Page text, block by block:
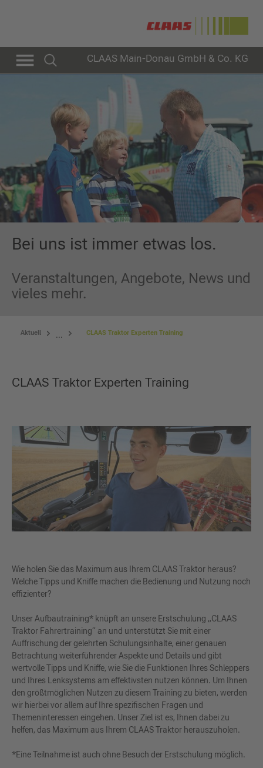
CLAAS Main-Donau GmbH & Co. KG
Bei uns ist immer etwas los.
Veranstaltungen, Angebote, News und
vieles mehr.
Aktuell ... CLAAS Traktor Experten Training
CLAAS Traktor Experten Training
Wie holen Sie das Maximum aus Ihrem CLAAS Traktor heraus?
Welche Tipps und Kniffe machen die Bedienung und Nutzung noch
effizienter?
Unser Aufbautraining* knüpft an unsere Erstschulung „CLAAS
Traktor Fahrertraining“ an und unterstützt Sie mit einer
Auffrischung der gelehrten Schulungsinhalte, einer genauen
Betrachtung weiterführender Aspekte und Details und gibt
wertvolle Tipps und Kniffe, wie Sie die Funktionen Ihres Schleppers
und Ihres Lenksystems am effektivsten nutzen können. Um Ihnen
den größtmöglichen Nutzen zu diesem Training zu bieten, werden
wir hierbei vor allem auf Ihre spezifischen Fragen und
Themeninteressen eingehen. Unser Ziel ist es, Ihnen dabei zu
helfen, das Maximum aus Ihrem CLAAS Traktor herauszuholen.
*Eine Teilnahme ist auch ohne Besuch der Erstschulung möglich.